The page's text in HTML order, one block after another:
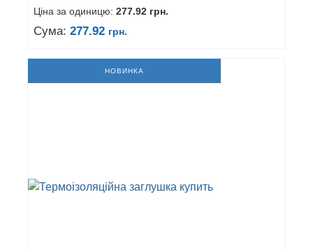
Ціна за одиницю: 277.92 грн.
Сума: 277.92 грн.
НОВИНКА